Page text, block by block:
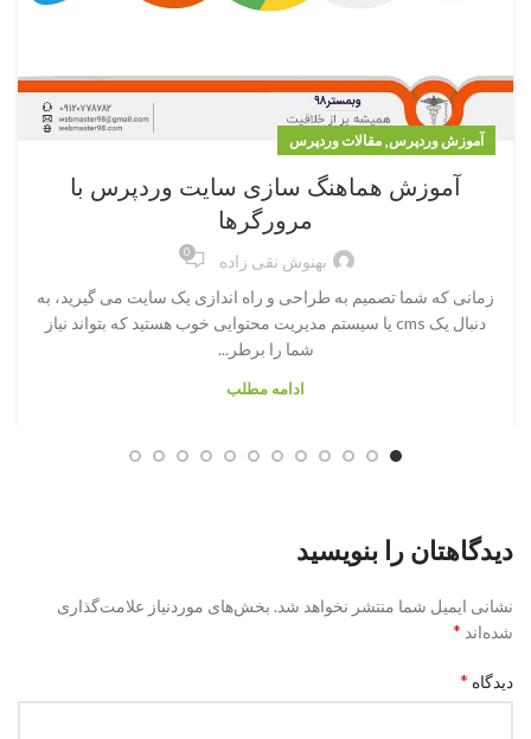
آموزش وردپرس, مقالات وردپرس
آموزش هماهنگ سازی سایت وردپرس با
مرورگرها
بهنوش نقی زاده 0
زمانی که شما تصمیم به طراحی و راه اندازی یک سایت می گیرید، به
دنبال یک cms یا سیستم مدیریت محتوایی خوب هستید که بتواند نیاز
شما را برطر...
ادامه مطلب
دیدگاهتان را بنویسید
نشانی ایمیل شما منتشر نخواهد شد. بخش‌های موردنیاز علامت‌گذاری
شده‌اند *
دیدگاه *